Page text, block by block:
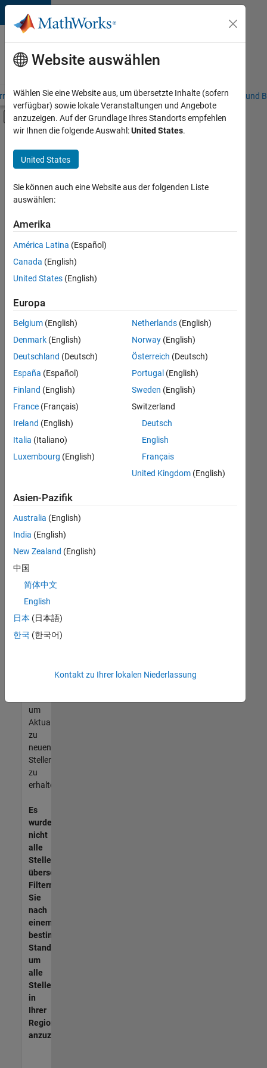
Weiter zum Inhalt
Karriere
bei
MathWorks
– Übersicht Stellensuche Niederlassungen Studierende und
Umschaltung für Off-Canvas-
Hauptinhalt
Information Technology
Commercial Sales
Inside Sales
Sales Operations
Marketing Services
+4
Derzeit
es
keine
offenen
Stellen,
Ihren
Suchkriterien
entsprechen.
können
die
Suchkriterien
weiter
fassen
oder
alle
Stellenangebote
anzeigen .
noch
keine
offenen
Stellen
können,
die
Ihren
entsprechen,
werden
unseres
um
Aktualisierungen
zu
neuen
Stellenangeboten
zu
erhalten.
Es
wurden
nicht
alle
Stellen
übersetzt.
Filtern
Sie
nach
einem
bestimmten
Standort,
um
alle
Stellenangebote
in
Ihrer
Region
anzuzeigen.
Website auswählen
Wählen Sie eine Website aus, um übersetzte Inhalte (sofern
verfügbar) sowie lokale Veranstaltungen und Angebote
anzuzeigen. Auf der Grundlage Ihres Standorts empfehlen
wir Ihnen die folgende Auswahl:United States.
United States
Sie können auch eine Website aus der folgenden Liste
auswählen:
Amerika
América Latina (Español)
Canada (English)
United States (English)
Europa
Belgium (English)
Denmark (English)
Deutschland (Deutsch)
España (Español)
Finland (English)
France (Français)
Ireland (English)
Italia (Italiano)
Luxembourg (English)
Netherlands(English)
Norway(English)
Österreich (Deutsch)
Portugal (English)
Sweden (English)
Switzerland
Deutsch
English
Français
United Kingdom(English)
Asien-Pazifik
Australia (English)
India (English)
New Zealand (English)
中国
简体中文
English
日本 (日本語)
한국 (한국어)
Kontakt zu Ihrer lokalen Niederlassung